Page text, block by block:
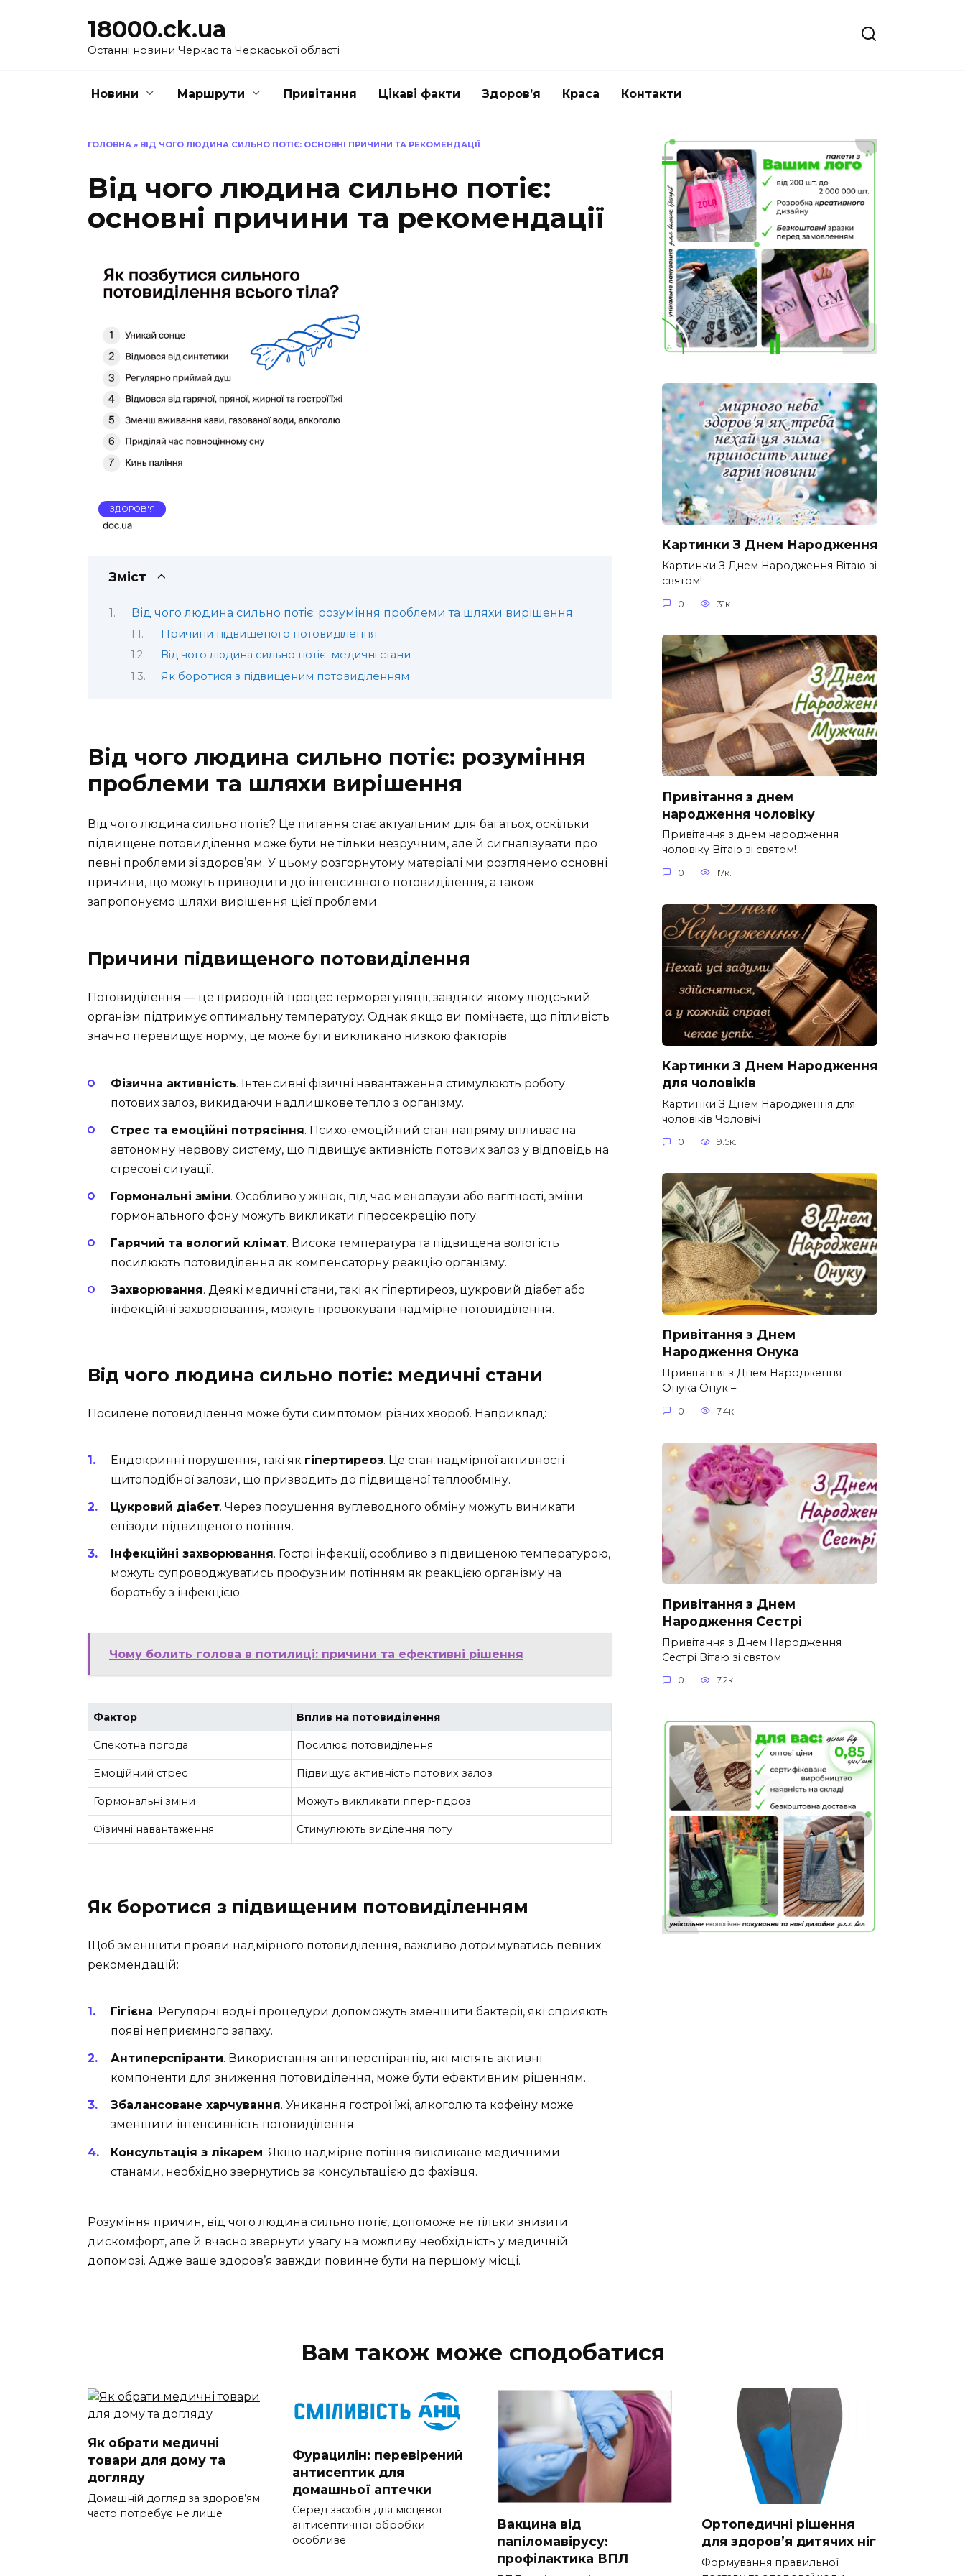
18000.ck.ua
Останні новини Черкас та Черкаської області
Новини Маршрути Привітання Цікаві факти Здоров’я Краса Контакти
ГОЛОВНА » ВІД ЧОГО ЛЮДИНА СИЛЬНО ПОТІЄ: ОСНОВНІ ПРИЧИНИ ТА РЕКОМЕНДАЦІЇ
Від чого людина сильно потіє:
основні причини та рекомендації
ЗДОРОВ'Я
Зміст
Від чого людина сильно потіє: розуміння проблеми та шляхи вирішення
Причини підвищеного потовиділення
Від чого людина сильно потіє: медичні стани
Як боротися з підвищеним потовиділенням
Від чого людина сильно потіє: розуміння
проблеми та шляхи вирішення
Від чого людина сильно потіє? Це питання стає актуальним для багатьох, оскільки
підвищене потовиділення може бути не тільки незручним, але й сигналізувати про
певні проблеми зі здоров’ям. У цьому розгорнутому матеріалі ми розглянемо основні
причини, що можуть приводити до інтенсивного потовиділення, а також
запропонуємо шляхи вирішення цієї проблеми.
Причини підвищеного потовиділення
Потовиділення — це природній процес терморегуляції, завдяки якому людський
організм підтримує оптимальну температуру. Однак якщо ви помічаєте, що пітливість
значно перевищує норму, це може бути викликано низкою факторів.
Фізична активність. Інтенсивні фізичні навантаження стимулюють роботу
потових залоз, викидаючи надлишкове тепло з організму.
Стрес та емоційні потрясіння. Психо-емоційний стан напряму впливає на
автономну нервову систему, що підвищує активність потових залоз у відповідь на
стресові ситуації.
Гормональні зміни. Особливо у жінок, під час менопаузи або вагітності, зміни
гормонального фону можуть викликати гіперсекрецію поту.
Гарячий та вологий клімат. Висока температура та підвищена вологість
посилюють потовиділення як компенсаторну реакцію організму.
Захворювання. Деякі медичні стани, такі як гіпертиреоз, цукровий діабет або
інфекційні захворювання, можуть провокувати надмірне потовиділення.
Від чого людина сильно потіє: медичні стани
Посилене потовиділення може бути симптомом різних хвороб. Наприклад:
Ендокринні порушення, такі як гіпертиреоз. Це стан надмірної активності
щитоподібної залози, що призводить до підвищеної теплообміну.
Цукровий діабет. Через порушення вуглеводного обміну можуть виникати
епізоди підвищеного потіння.
Інфекційні захворювання. Гострі інфекції, особливо з підвищеною температурою,
можуть супроводжуватись профузним потінням як реакцією організму на
боротьбу з інфекцією.
Чому болить голова в потилиці: причини та ефективні рішення
Фактор Вплив на потовиділення
Спекотна погода Посилює потовиділення
Емоційний стрес Підвищує активність потових залоз
Гормональні зміни Можуть викликати гіпер-гідроз
Фізичні навантаження Стимулюють виділення поту
Як боротися з підвищеним потовиділенням
Щоб зменшити прояви надмірного потовиділення, важливо дотримуватись певних
рекомендацій:
Гігієна. Регулярні водні процедури допоможуть зменшити бактерії, які сприяють
появі неприємного запаху.
Антиперспіранти. Використання антиперспірантів, які містять активні
компоненти для зниження потовиділення, може бути ефективним рішенням.
Збалансоване харчування. Уникання гострої їжі, алкоголю та кофеїну може
зменшити інтенсивність потовиділення.
Консультація з лікарем. Якщо надмірне потіння викликане медичними
станами, необхідно звернутись за консультацією до фахівця.
Розуміння причин, від чого людина сильно потіє, допоможе не тільки знизити
дискомфорт, але й вчасно звернути увагу на можливу необхідність у медичній
допомозі. Адже ваше здоров’я завжди повинне бути на першому місці.
Картинки З Днем Народження
Картинки З Днем Народження Вітаю зі
святом!
0 31к.
Привітання з днем
народження чоловіку
Привітання з днем народження
чоловіку Вітаю зі святом!
0 17к.
Картинки З Днем Народження
для чоловіків​
Картинки З Днем Народження для
чоловіків​ Чоловічі
0 9.5к.
Привітання з Днем
Народження Онука
Привітання з Днем Народження
Онука Онук –
0 7.4к.
Привітання з Днем
Народження Сестрі
Привітання з Днем Народження
Сестрі Вітаю зі святом
0 7.2к.
Вам також може сподобатися
Як обрати медичні
товари для дому та
догляду
Домашній догляд за здоров’ям
часто потребує не лише
Фурацилін: перевірений
антисептик для
домашньої аптечки
Серед засобів для місцевої
антисептичної обробки
особливе
Вакцина від
папіломавірусу:
профілактика ВПЛ
Ортопедичні рішення
для здоров’я дитячих ніг
Формування правильної